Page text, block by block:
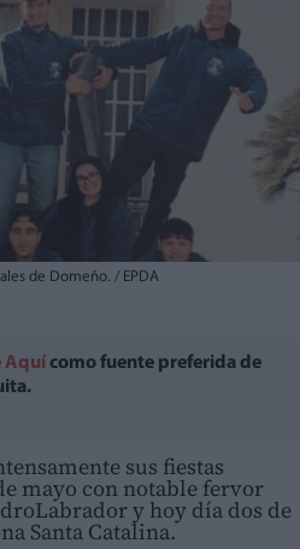
de Domeño. / EPDA
Aquí como fuente preferida de
sus fiestas
mayo con notable fervor
y hoy día dos de
Santa Catalina.